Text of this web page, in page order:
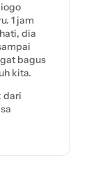
1 jam
dia
bagus
kita.
dari